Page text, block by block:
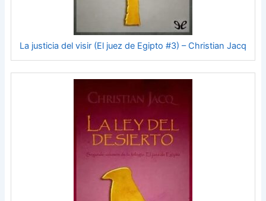
La justicia del visir (El juez de Egipto #3) – Christian Jacq